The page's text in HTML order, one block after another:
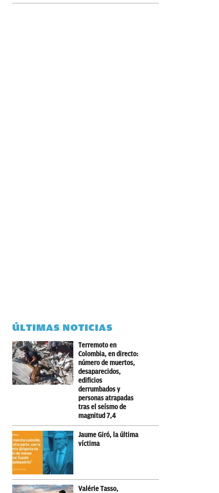
ÚLTIMAS NOTICIAS
Terremoto en
Colombia, en directo:
número de muertos,
desaparecidos,
edificios
derrumbados y
personas atrapadas
tras el seísmo de
magnitud 7,4
Jaume Giró, la última
víctima
Valérie Tasso,